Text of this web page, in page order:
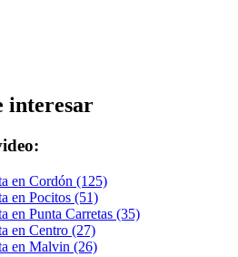
interesar
en Cordón (125)
en Pocitos (51)
en Punta Carretas (35)
en Centro (27)
en Malvin (26)